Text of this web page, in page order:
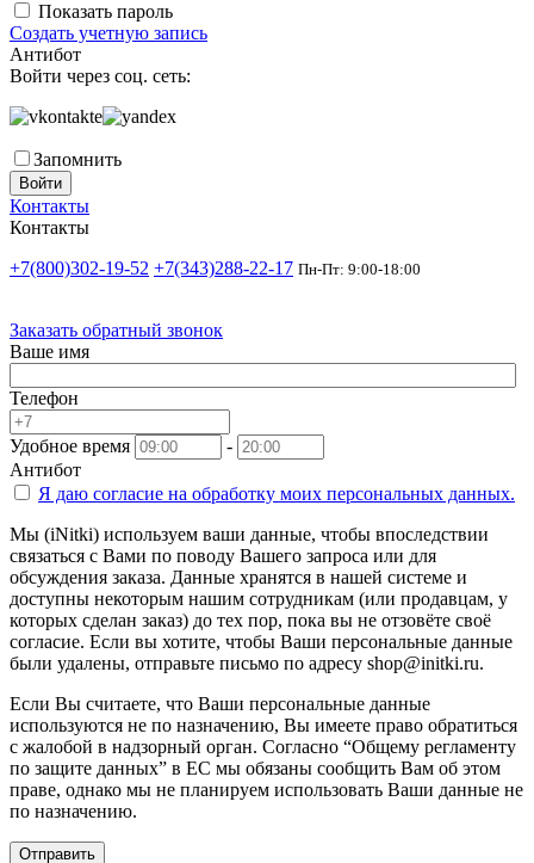
Показать пароль
Создать учетную запись
Антибот
Войти через соц. сеть:
Запомнить
Войти
Контакты
Контакты
+7(800)302-19-52 +7(343)288-22-17 Пн-Пт: 9:00-18:00
Заказать обратный звонок
Ваше имя
Телефон
Удобное время
-
Антибот
Я даю согласие на обработку моих персональных данных.
Мы (iNitki) используем ваши данные, чтобы впоследствии
связаться с Вами по поводу Вашего запроса или для
обсуждения заказа. Данные хранятся в нашей системе и
доступны некоторым нашим сотрудникам (или продавцам, у
которых сделан заказ) до тех пор, пока вы не отзовёте своё
согласие. Если вы хотите, чтобы Ваши персональные данные
были удалены, отправьте письмо по адресу shop@initki.ru.
Если Вы считаете, что Ваши персональные данные
используются не по назначению, Вы имеете право обратиться
с жалобой в надзорный орган. Согласно “Общему регламенту
по защите данных” в ЕС мы обязаны сообщить Вам об этом
праве, однако мы не планируем использовать Ваши данные не
по назначению.
Отправить